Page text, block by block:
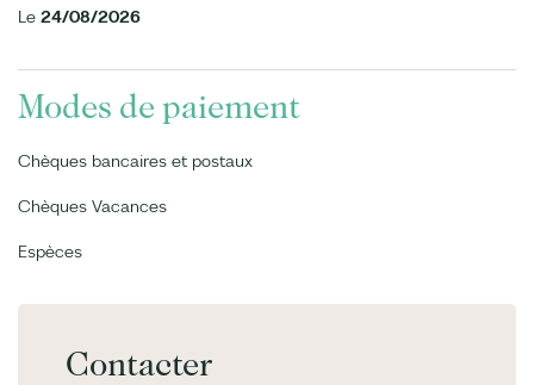
Le 24/08/2026
Modes de paiement
Chèques bancaires et postaux
Chèques Vacances
Espèces
Contacter